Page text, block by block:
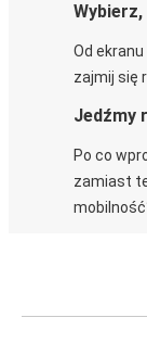
Od
zajmij się
Jedźmy
Po co
zamiast